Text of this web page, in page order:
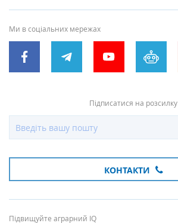
Ми в соціальних мережах
Підписатися на розсилку
КОНТАКТИ
Підвищуйте аграрний IQ